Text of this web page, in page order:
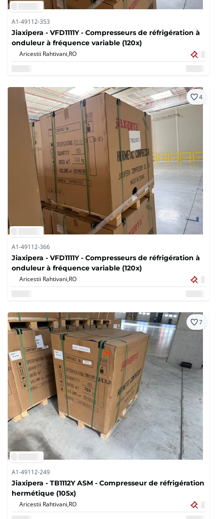
A1-49112-353
Jiaxipera - VFD1111Y - Compresseurs de réfrigération à
onduleur à fréquence variable (120x)
Aricestii Rahtivani,RO
4
A1-49112-366
Jiaxipera - VFD1111Y - Compresseurs de réfrigération à
onduleur à fréquence variable (120x)
Aricestii Rahtivani,RO
7
A1-49112-249
Jiaxipera - TB1112Y ASM - Compresseur de réfrigération
hermétique (105x)
Aricestii Rahtivani,RO